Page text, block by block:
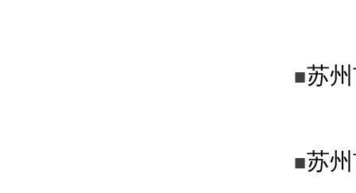
■苏
■苏